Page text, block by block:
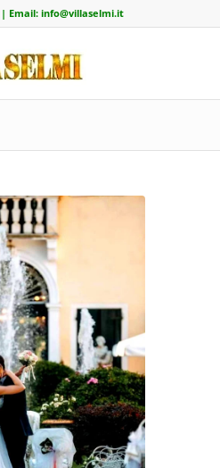
Email: info@villaselmi.it